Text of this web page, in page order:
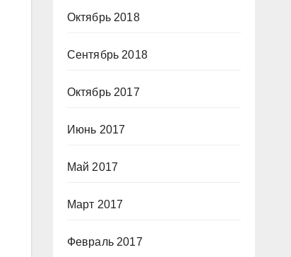
Октябрь 2018
Сентябрь 2018
Октябрь 2017
Июнь 2017
Май 2017
Март 2017
Февраль 2017